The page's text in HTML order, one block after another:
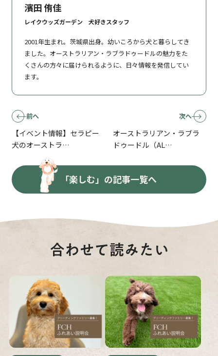
濱田 侑佳
レイクウッズガーデン 犬好きスタッフ
2001年生まれ。茨城県出身。幼いころから犬と暮らしてき
ました。オーストラリアン・ラブラドゥードルの魅力をた
くさんの方々に届けられるように、日々情報を発信してい
ます。
前へ
【イベント情報】セラピー
犬のオーストラ…
「楽しむ」の記事一覧へ
次へ
オーストラリアン・ラブラ
ドゥードル（AL…